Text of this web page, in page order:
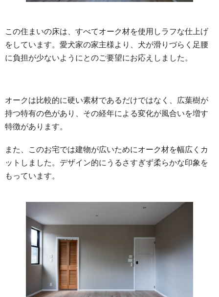
この住まいの床は、すべてオーク材を使用しラフな仕上げ
をしています。愛犬家の家主様より、犬が滑りづらく足腰
に負担が少ないようにとのご要望にお応えしました。
オークは比較的に硬い素材であるだけではなく、広葉樹が
持つ特有の色があり、その経年による変化が風合いを増す
特徴があります。
また、このお宅では建物が広いためにオーク材を幅広くカ
ットしました。デザイン的にうるさすぎず柔らかな印象を
もっています。